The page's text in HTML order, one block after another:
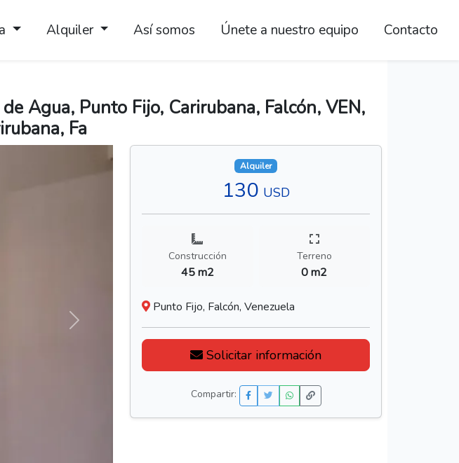
Alquiler Así somos Únete a nuestro equipo Contacto
Agua, Punto Fijo, Carirubana, Falcón, VEN,
Fa
Siguiente
Alquiler
130 USD
Construcción
45 m2
Terreno
0 m2
Punto Fijo, Falcón, Venezuela
Solicitar información
Compartir: